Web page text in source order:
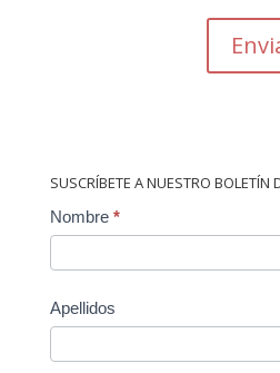
SUSCRÍBETE A NUESTRO BOLETÍN
Contact
Nombre *
Apellidos